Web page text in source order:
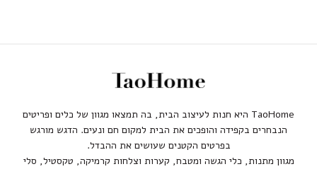
TaoHome היא חנות לעיצוב הבית, בה תמצאו מגוון של כלים ופריטים
הנבחרים בקפידה והופכים את הבית למקום חם ונעים. הדגש מורגש
בפרטים הקטנים שעושים את ההבדל.
מגוון מתנות, כלי הגשה ומטבח, קערות וצלחות קרמיקה, טקסטיל, סלי